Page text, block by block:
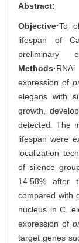
Abstract:
Objective·To
lifespan of
preliminary
Methods·
expression of
elegans with
growth,
detected. The
lifespan were
localization
of silence
14.58% after
compared with
nucleus in C.
expression of
target genes